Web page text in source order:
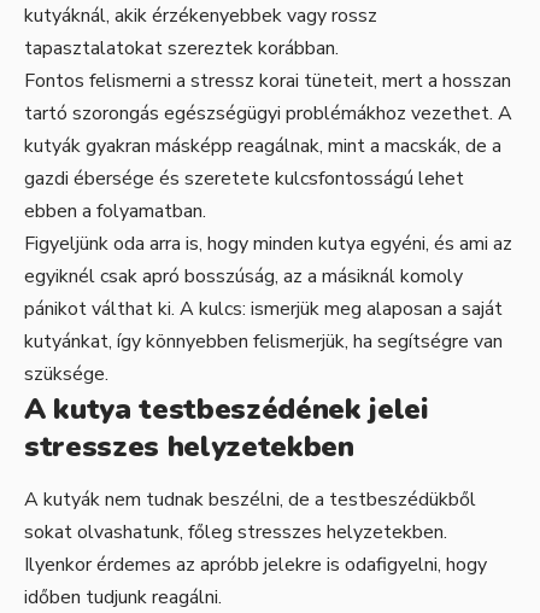
kutyáknál, akik érzékenyebbek vagy rossz
tapasztalatokat szereztek korábban.
Fontos felismerni a stressz korai tüneteit, mert a hosszan
tartó szorongás egészségügyi problémákhoz vezethet. A
kutyák gyakran másképp reagálnak, mint a macskák, de a
gazdi ébersége és szeretete kulcsfontosságú lehet
ebben a folyamatban.
Figyeljünk oda arra is, hogy minden kutya egyéni, és ami az
egyiknél csak apró bosszúság, az a másiknál komoly
pánikot válthat ki. A kulcs: ismerjük meg alaposan a saját
kutyánkat, így könnyebben felismerjük, ha segítségre van
szüksége.
A kutya testbeszédének jelei
stresszes helyzetekben
A kutyák nem tudnak beszélni, de a testbeszédükből
sokat olvashatunk, főleg stresszes helyzetekben.
Ilyenkor érdemes az apróbb jelekre is odafigyelni, hogy
időben tudjunk reagálni.